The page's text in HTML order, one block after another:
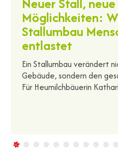
Möglichkeiten:
Stallumbau
entlastet
Ein Stallumbau verändert
Gebäude, sondern den
Für Heumilchbäuerin